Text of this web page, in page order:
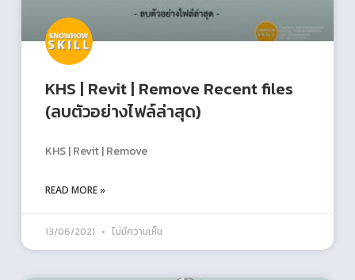
KHS | Revit | Remove Recent files
(ลบตัวอย่างไฟล์ล่าสุด)
KHS | Revit | Remove
READ MORE »
13/06/2021 ไม่มีความเห็น